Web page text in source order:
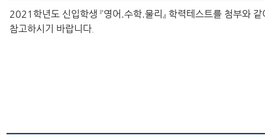
2021학년도 신입학생 『영어.수학.물리』 학력테스트를 첨부와
참고하시기 바랍니다